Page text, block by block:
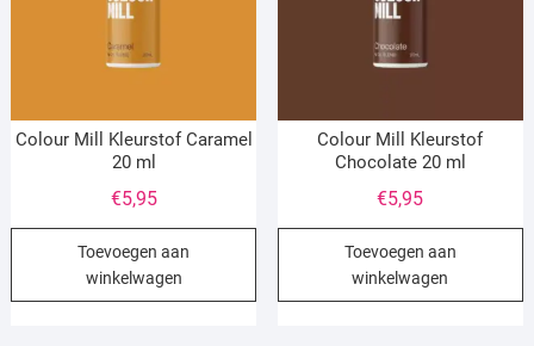
Colour Mill Kleurstof Caramel
20 ml
€5,95
Toevoegen aan
winkelwagen
Colour Mill Kleurstof
Chocolate 20 ml
€5,95
Toevoegen aan
winkelwagen